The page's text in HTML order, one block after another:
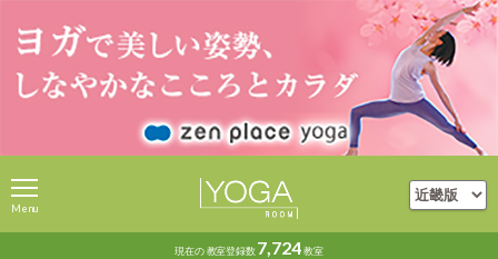
現在の教室登録数 7,724教室
Menu